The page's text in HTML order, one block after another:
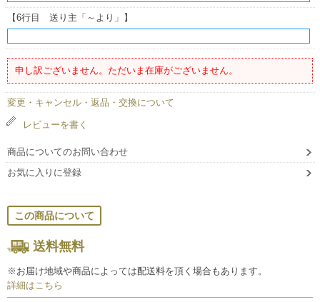
【6行目 送り主「～より」】
申し訳ございません。ただいま在庫がございません。
変更・キャンセル・返品・交換について
レビューを書く
商品についてのお問い合わせ
お気に入りに登録
この商品について
送料無料
※お届け地域や商品によっては配送料を頂く場合もあります。
詳細はこちら